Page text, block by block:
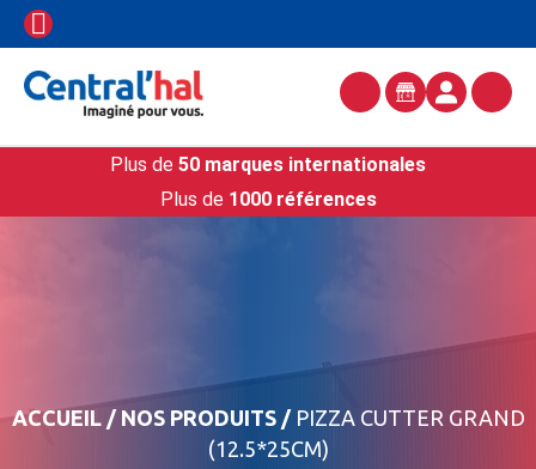
Plus de 50 marques internationales
Plus de 1000 références
ACCUEIL/ NOS PRODUITS/ PIZZA CUTTER GRAND
(12.5*25CM)